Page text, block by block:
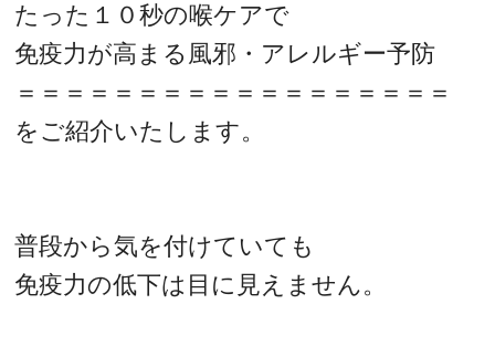
たった１０秒の喉ケアで
免疫力が高まる風邪・アレルギー予防
＝＝＝＝＝＝＝＝＝＝＝＝＝＝＝＝＝＝
をご紹介いたします。
普段から気を付けていても
免疫力の低下は目に見えません。